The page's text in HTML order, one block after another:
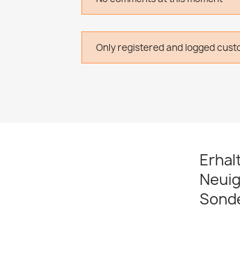
Only registered and logged